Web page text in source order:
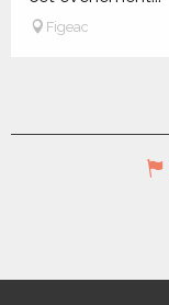
Figeac